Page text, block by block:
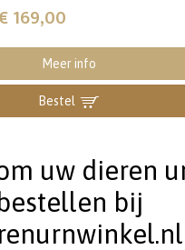
169,00
Meer info
Bestel
uw dieren
bij